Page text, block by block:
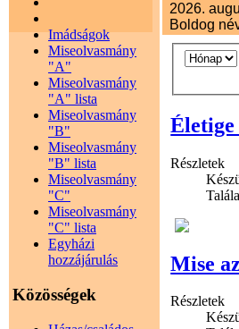
Imádságok
Miseolvasmány
"A"
Miseolvasmány
"A" lista
Miseolvasmány
"B"
Miseolvasmány
"B" lista
Miseolvasmány
"C"
Miseolvasmány
"C" lista
Egyházi
hozzájárulás
Közösségek
2026.
Boldog
Részletek
Mise
Részletek